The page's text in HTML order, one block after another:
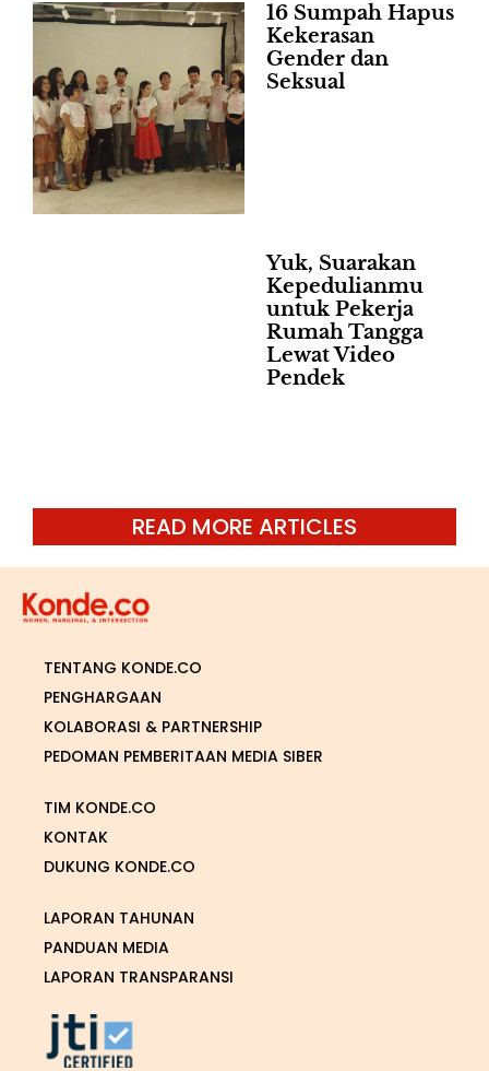
16 Sumpah Hapus
Kekerasan
Gender dan
Seksual
Yuk, Suarakan
Kepedulianmu
untuk Pekerja
Rumah Tangga
Lewat Video
Pendek
READ MORE ARTICLES
TENTANG KONDE.CO
PENGHARGAAN
KOLABORASI & PARTNERSHIP
PEDOMAN PEMBERITAAN MEDIA SIBER
TIM KONDE.CO
KONTAK
DUKUNG KONDE.CO
LAPORAN TAHUNAN
PANDUAN MEDIA
LAPORAN TRANSPARANSI